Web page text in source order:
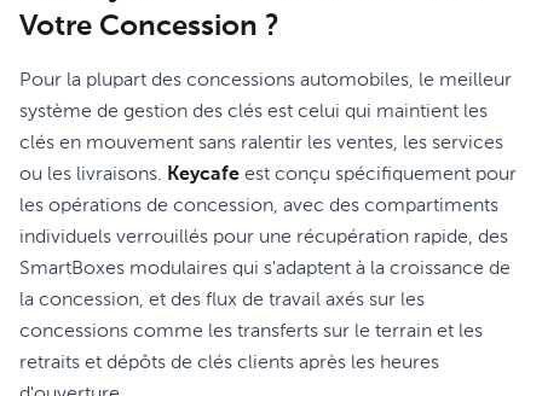
Votre Concession ?
Pour la plupart des concessions automobiles, le meilleur
système de gestion des clés est celui qui maintient les
clés en mouvement sans ralentir les ventes, les services
ou les livraisons. Keycafe est conçu spécifiquement pour
les opérations de concession, avec des compartiments
individuels verrouillés pour une récupération rapide, des
SmartBoxes modulaires qui s'adaptent à la croissance de
la concession, et des flux de travail axés sur les
concessions comme les transferts sur le terrain et les
retraits et dépôts de clés clients après les heures